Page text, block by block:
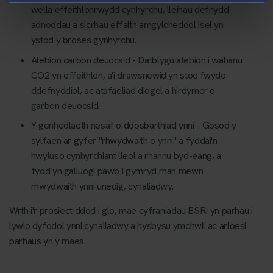
wella effeithlonrwydd cynhyrchu, lleihau defnydd
adnoddau a sicrhau effaith amgylcheddol isel yn
ystod y broses gynhyrchu.
Atebion carbon deuocsid - Datblygu atebion i wahanu
CO2 yn effeithlon, a'i drawsnewid yn stoc fwydo
ddefnyddiol, ac atafaeliad diogel a hirdymor o
garbon deuocsid.
Y genhedlaeth nesaf o ddosbarthiad ynni - Gosod y
sylfaen ar gyfer "rhwydwaith o ynni" a fyddai'n
hwyluso cynhyrchiant lleol a rhannu byd-eang, a
fydd yn galluogi pawb i gymryd rhan mewn
rhwydwaith ynni unedig, cynaliadwy.
Wrth i'r prosiect ddod i glo, mae cyfraniadau ESRI yn parhau i
lywio dyfodol ynni cynaliadwy a hysbysu ymchwil ac arloesi
parhaus yn y maes.